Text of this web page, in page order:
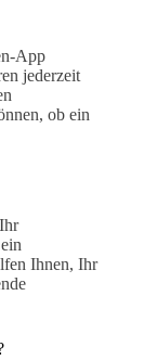
App
jederzeit
ob ein
Ihnen, Ihr